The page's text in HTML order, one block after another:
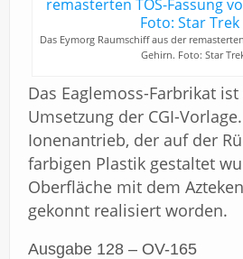
Das Eymorg Raumschiff aus der
Gehirn. Foto: Star
Das Eaglemoss-Farbrikat
Umsetzung der CGI-
Ionenantrieb, der auf der
farbigen Plastik gestaltet
Oberfläche mit dem
gekonnt realisiert worden.
Ausgabe 128 – OV-165